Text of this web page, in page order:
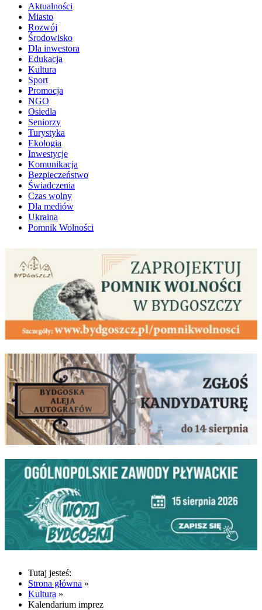
Aktualności
Miasto
Rozwój
Środowisko
Dla inwestora
Edukacja
Kultura
Sport
Promocja
NGO
Osiedla
Seniorzy
Turystyka
Ekologia
Inwestycje
Komunikacja
Bezpieczeństwo
Świadczenia
Czas wolny
Dla mediów
Ukraina
Pomnik Wolności
Tutaj jesteś:
Strona główna »
Kultura »
Kalendarium imprez